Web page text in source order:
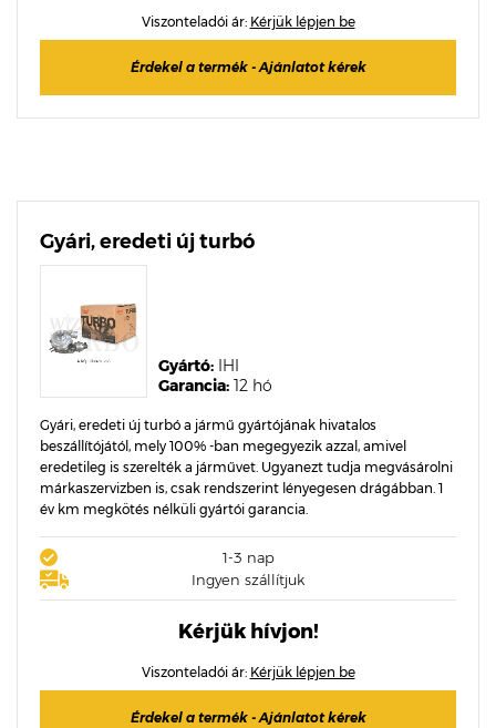
Viszonteladói ár: Kérjük lépjen be
Érdekel a termék - Ajánlatot kérek
Gyári, eredeti új turbó
Garancia: 12 hó
Gyártó: IHI
Gyári, eredeti új turbó a jármű gyártójának hivatalos
beszállítójától, mely 100% -ban megegyezik azzal, amivel
eredetileg is szerelték a járművet. Ugyanezt tudja megvásárolni
márkaszervizben is, csak rendszerint lényegesen drágábban. 1
év km megkötés nélküli gyártói garancia.
1-3 nap
Ingyen szállítjuk
Kérjük hívjon!
Viszonteladói ár: Kérjük lépjen be
Érdekel a termék - Ajánlatot kérek